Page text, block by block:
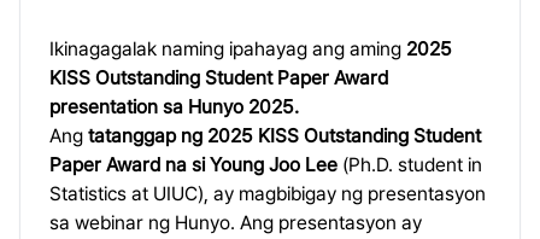
Ikinagagalak naming ipahayag ang aming 2025
KISS Outstanding Student Paper Award
presentation sa Hunyo 2025.
Ang tatanggap ng 2025 KISS Outstanding Student
Paper Award na si Young Joo Lee (Ph.D. student in
Statistics at UIUC), ay magbibigay ng presentasyon
sa webinar ng Hunyo. Ang presentasyon ay